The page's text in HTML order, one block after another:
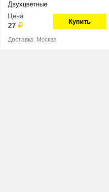
Двухцветные
Цена
27 Купить
Доставка: Москва